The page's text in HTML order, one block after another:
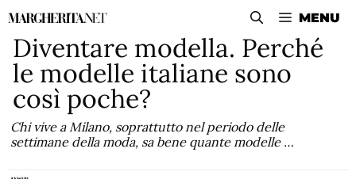
Vai
contenuto
MENU
Diventare modella. Perché
le modelle italiane sono
così poche?
Chi vive a Milano, soprattutto nel periodo delle
settimane della moda, sa bene quante modelle …